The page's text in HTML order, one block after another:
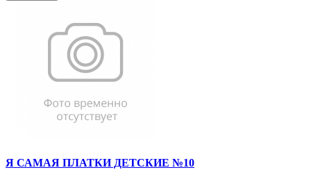
Я САМАЯ ПЛАТКИ ДЕТСКИЕ №10